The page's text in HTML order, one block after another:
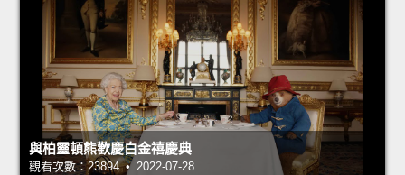
與柏靈頓熊歡慶白金禧慶典
觀看次數：23894 • 2022-07-28